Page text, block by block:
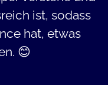
ist, sodass
hat, etwas
😊